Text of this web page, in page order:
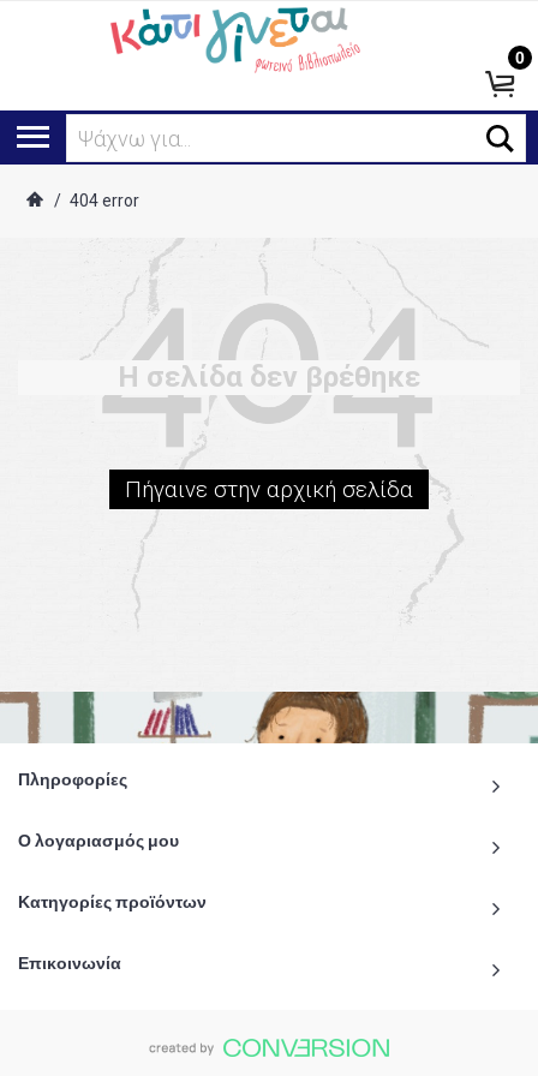
Ψάχνω για...
0
/ 404 error
Η σελίδα δεν βρέθηκε
Πήγαινε στην αρχική σελίδα
Πληροφορίες
Ο λογαριασμός μου
Κατηγορίες προϊόντων
Επικοινωνία